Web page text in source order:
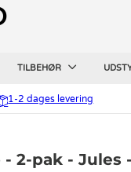
TILBEHØR
1-2 dages levering
2-pak - Jules